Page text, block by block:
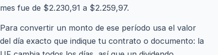
mes fue de $2.230,91 a $2.259,97.
Para convertir un monto de ese período usa el valor
del día exacto que indique tu contrato o documento: la